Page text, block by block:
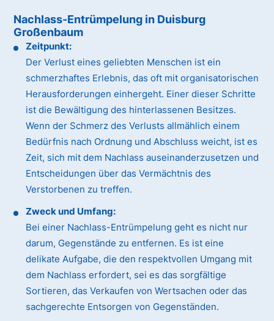
Nachlass-Entrümpelung in Duisburg
Großenbaum
Zeitpunkt:
Der Verlust eines geliebten Menschen ist ein
schmerzhaftes Erlebnis, das oft mit organisatorischen
Herausforderungen einhergeht. Einer dieser Schritte
ist die Bewältigung des hinterlassenen Besitzes.
Wenn der Schmerz des Verlusts allmählich einem
Bedürfnis nach Ordnung und Abschluss weicht, ist es
Zeit, sich mit dem Nachlass auseinanderzusetzen und
Entscheidungen über das Vermächtnis des
Verstorbenen zu treffen.
Zweck und Umfang:
Bei einer Nachlass-Entrümpelung geht es nicht nur
darum, Gegenstände zu entfernen. Es ist eine
delikate Aufgabe, die den respektvollen Umgang mit
dem Nachlass erfordert, sei es das sorgfältige
Sortieren, das Verkaufen von Wertsachen oder das
sachgerechte Entsorgen von Gegenständen.